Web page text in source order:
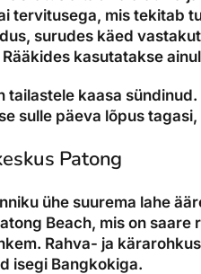
tervitusega, mis tekitab
surudes käed
kasutatakse
tailastele kaasa
sulle päeva lõpus
Patong
ühe suurema lahe
Beach, mis on saare
Rahva- ja
isegi Bangkokiga.